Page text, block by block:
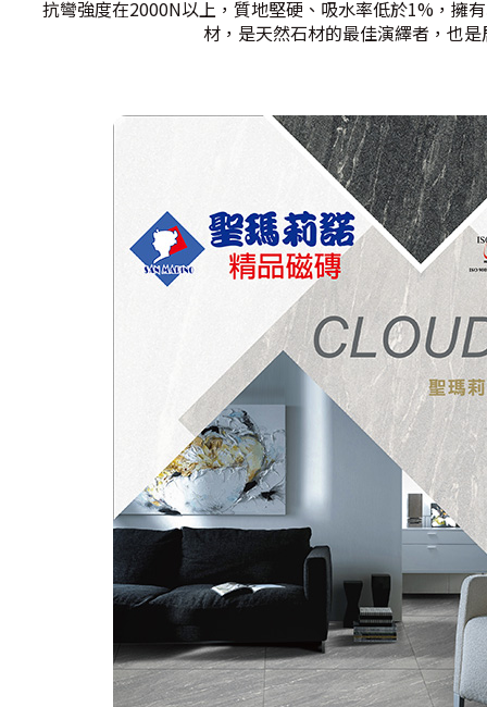
抗彎強度在2000N以上，質地堅硬、吸水率低於1%，擁
材，是天然石材的最佳演繹者，也